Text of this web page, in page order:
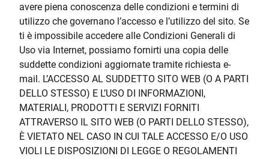
avere piena conoscenza delle condizioni e termini di
utilizzo che governano l’accesso e l’utilizzo del sito. Se
ti è impossibile accedere alle Condizioni Generali di
Uso via Internet, possiamo fornirti una copia delle
suddette condizioni aggiornate tramite richiesta e-
mail. L’ACCESSO AL SUDDETTO SITO WEB (O A PARTI
DELLO STESSO) E L’USO DI INFORMAZIONI,
MATERIALI, PRODOTTI E SERVIZI FORNITI
ATTRAVERSO IL SITO WEB (O PARTI DELLO STESSO),
È VIETATO NEL CASO IN CUI TALE ACCESSO E/O USO
VIOLI LE DISPOSIZIONI DI LEGGE O REGOLAMENTI